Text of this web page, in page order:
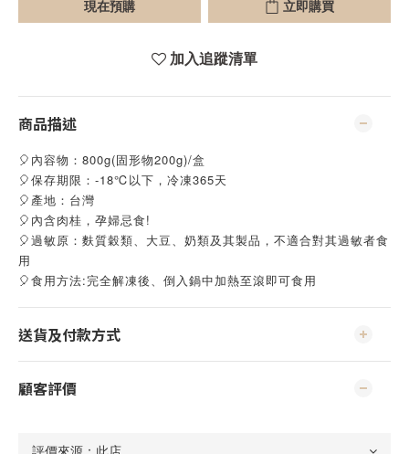
現在預購 立即購買
加入追蹤清單
商品描述
🎈內容物：800g(固形物200g)/盒
🎈保存期限：-18℃以下，冷凍365天
🎈產地：台灣
🎈內含肉桂，孕婦忌食!
🎈過敏原：麩質穀類、大豆、奶類及其製品，不適合對其過敏者食
用
🎈食用方法:完全解凍後、倒入鍋中加熱至滾即可食用
送貨及付款方式
顧客評價